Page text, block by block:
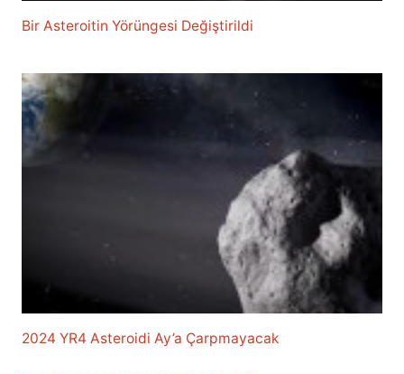
Bir Asteroitin Yörüngesi Değiştirildi
2024 YR4 Asteroidi Ay’a Çarpmayacak